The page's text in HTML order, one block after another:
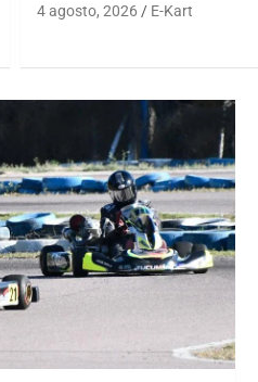
4 agosto, 2026 E-Kart